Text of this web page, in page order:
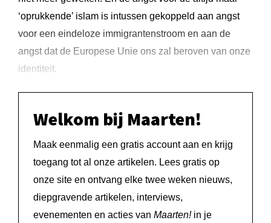
‘oprukkende’ islam is intussen gekoppeld aan angst
voor een eindeloze immigrantenstroom en aan de
angst dat de Europese Unie ons zal beroven van onze
identiteit.
Welkom bij Maarten!
Maak eenmalig een gratis account aan en krijg
toegang tot al onze artikelen. Lees gratis op
onze site en ontvang elke twee weken nieuws,
diepgravende artikelen, interviews,
evenementen en acties van Maarten!in je